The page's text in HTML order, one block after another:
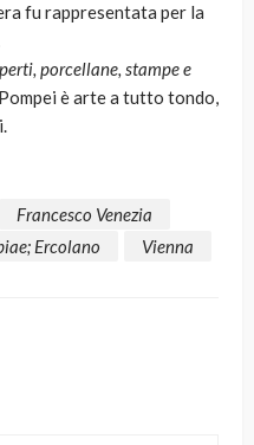
fu rappresentata per la
porcellane, stampe e
è arte a tutto tondo,
Francesco Venezia
Ercolano Vienna